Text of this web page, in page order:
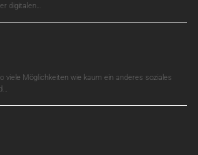
digitalen…
viele Möglichkeiten wie kaum ein anderes soziales